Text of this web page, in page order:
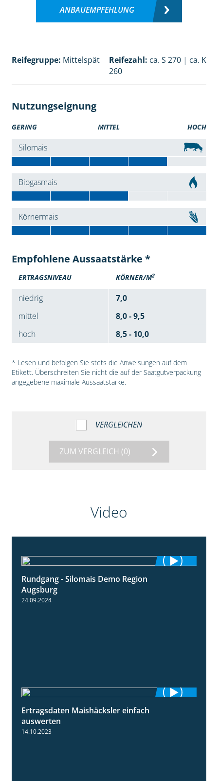
ANBAUEMPFEHLUNG
Reifegruppe: Mittelspät Reifezahl: ca. S 270 | ca. K
260
Nutzungseignung
GERING MITTEL HOCH
Silomais
Biogasmais
Körnermais
Empfohlene Aussaatstärke *
ERTRAGSNIVEAU KÖRNER/M2
niedrig
7,0
mittel
8,0 - 9,5
hoch
8,5 - 10,0
* Lesen und befolgen Sie stets die Anweisungen auf dem
Etikett. Überschreiten Sie nicht die auf der Saatgutverpackung
angegebene maximale Aussaatstärke.
VERGLEICHEN
ZUM VERGLEICH (0)
Video
Rundgang - Silomais Demo Region
Augsburg
24.09.2024
Ertragsdaten Maishäcksler einfach
auswerten
14.10.2023